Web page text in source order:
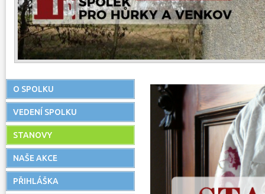
O SPOLKU
VEDENÍ SPOLKU
STANOVY
NAŠE AKCE
PŘIHLÁŠKA